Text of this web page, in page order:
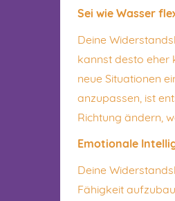
Sei wie Wasser
Deine
kannst desto eher
neue Situationen
anzupassen, ist
Richtung ändern,
Emotionale
Deine
Fähigkeit